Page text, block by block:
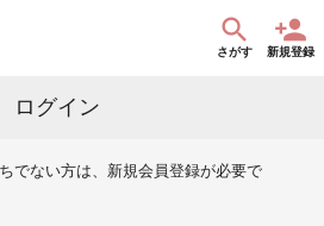
さがす 新規登録
ログイン
でない方は、新規会員登録が必要で